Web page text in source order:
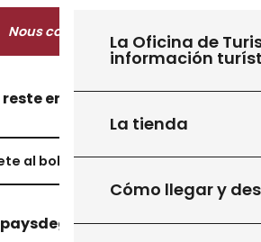
La Oficina de
información
La tienda
Cómo llegar y
Nous contacter
reste en contact ?
al boletín informativo
!